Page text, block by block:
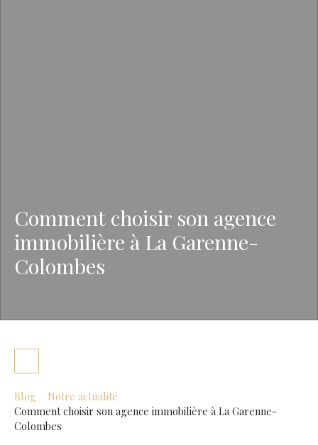
Comment choisir son agence
immobilière à La Garenne-
Colombes
Blog
Notre actualité
Comment choisir son agence immobilière à La Garenne-
Colombes